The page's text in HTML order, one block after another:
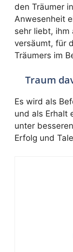
den Träumer
Anwesenheit
sehr liebt, ihm
versäumt, für
Träumers im
Traum
Es wird als
und als Erhalt
unter
Erfolg und